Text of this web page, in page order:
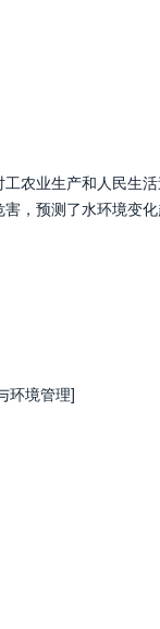
农业生产和人民生
，预测了水环境变
环境管理]